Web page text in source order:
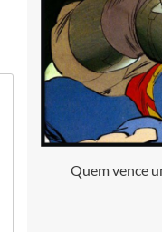
Quem vence